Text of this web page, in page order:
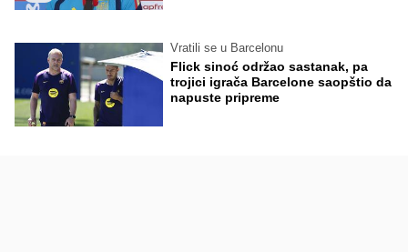
Vratili se u Barcelonu
Flick sinoć održao sastanak, pa
trojici igrača Barcelone saopštio da
napuste pripreme